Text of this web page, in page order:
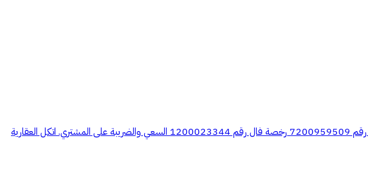
مخطط رقم 1133 شمال الزلفي القطعة رقم 2/86 مساحة القطعة 474 متر شارع جنوبي 20 متر على السوم . ترخيص اعلان رقم 7200959509 رخصة فال رقم 1200023344 السعي والضريبة على المشتري. اتكل العقارية